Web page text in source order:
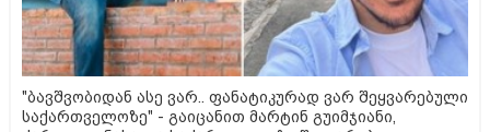
"ბავშვობიდან ასე ვარ.. ფანატიკურად ვარ შეყვარებული
საქართველოზე" - გაიცანით მარტინ გუიმჯიანი,